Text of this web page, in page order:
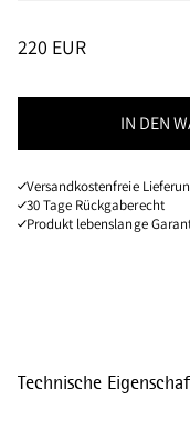
PREIS: 220 EUR,
220 EUR
IN DEN
Versandkostenfreie
30 Tage Rückgaberecht
Produkt lebenslange
Technische